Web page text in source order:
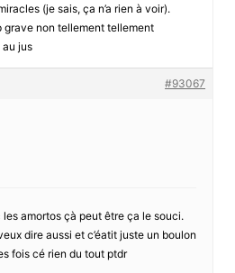
(je sais, ça n’a rien à voir).
grave non tellement tellement
jus
#93067
les amortos çà peut être ça le souci.
dire aussi et c’éatit juste un boulon
fois cé rien du tout ptdr